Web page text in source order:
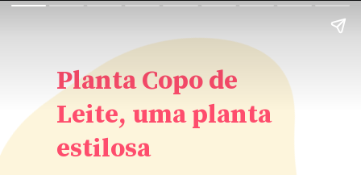
Planta Copo de
Leite, uma planta
estilosa